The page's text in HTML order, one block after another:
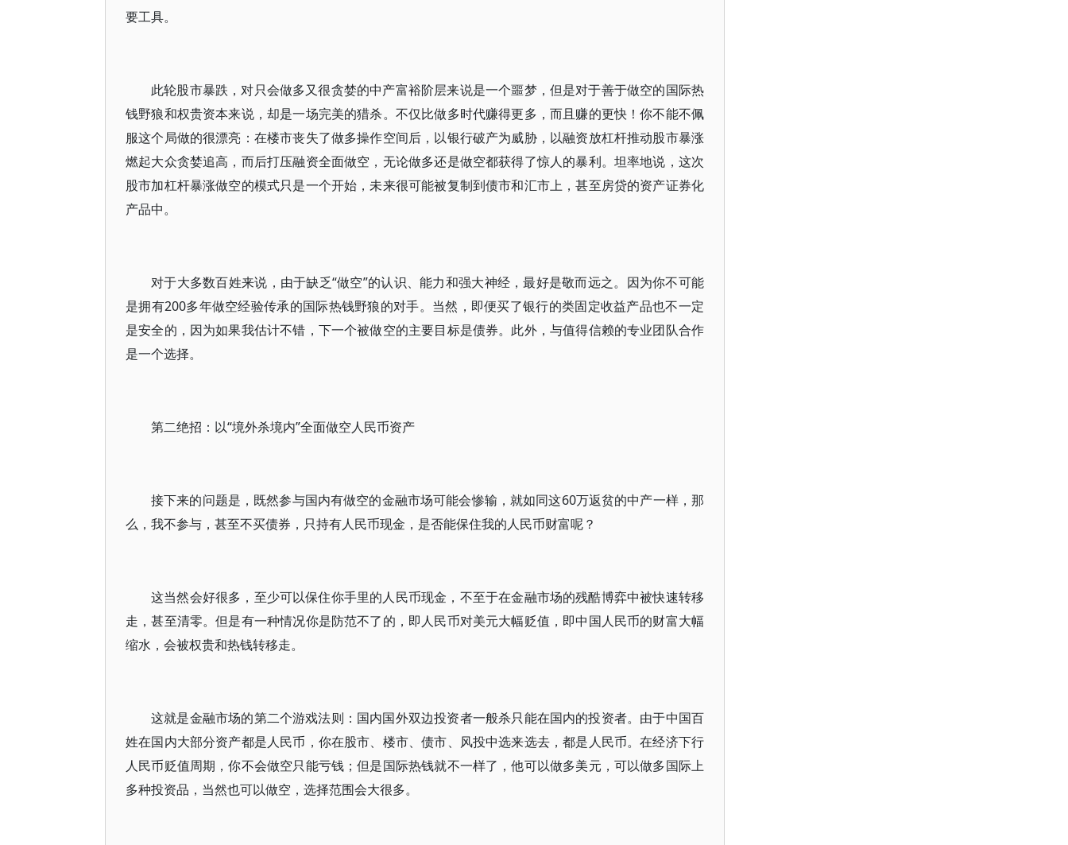
要工具。
此轮股市暴跌，对只会做多又很贪婪的中产富裕阶层来说是一个噩梦，但是对于善于做空的国际热
钱野狼和权贵资本来说，却是一场完美的猎杀。不仅比做多时代赚得更多，而且赚的更快！你不能不佩
服这个局做的很漂亮：在楼市丧失了做多操作空间后，以银行破产为威胁，以融资放杠杆推动股市暴涨
燃起大众贪婪追高，而后打压融资全面做空，无论做多还是做空都获得了惊人的暴利。坦率地说，这次
股市加杠杆暴涨做空的模式只是一个开始，未来很可能被复制到债市和汇市上，甚至房贷的资产证券化
产品中。
对于大多数百姓来说，由于缺乏“做空”的认识、能力和强大神经，最好是敬而远之。因为你不可能
是拥有200多年做空经验传承的国际热钱野狼的对手。当然，即便买了银行的类固定收益产品也不一定
是安全的，因为如果我估计不错，下一个被做空的主要目标是债券。此外，与值得信赖的专业团队合作
是一个选择。
第二绝招：以“境外杀境内”全面做空人民币资产
接下来的问题是，既然参与国内有做空的金融市场可能会惨输，就如同这60万返贫的中产一样，那
么，我不参与，甚至不买债券，只持有人民币现金，是否能保住我的人民币财富呢？
这当然会好很多，至少可以保住你手里的人民币现金，不至于在金融市场的残酷博弈中被快速转移
走，甚至清零。但是有一种情况你是防范不了的，即人民币对美元大幅贬值，即中国人民币的财富大幅
缩水，会被权贵和热钱转移走。
这就是金融市场的第二个游戏法则：国内国外双边投资者一般杀只能在国内的投资者。由于中国百
姓在国内大部分资产都是人民币，你在股市、楼市、债市、风投中选来选去，都是人民币。在经济下行
人民币贬值周期，你不会做空只能亏钱；但是国际热钱就不一样了，他可以做多美元，可以做多国际上
多种投资品，当然也可以做空，选择范围会大很多。